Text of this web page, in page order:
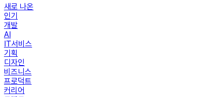
새로 나온
인기
개발
AI
IT서비스
기획
디자인
비즈니스
프로덕트
커리어